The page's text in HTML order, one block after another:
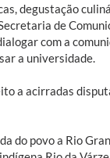
degustação
de
com a
a universidade.
a acirradas
do povo a Rio